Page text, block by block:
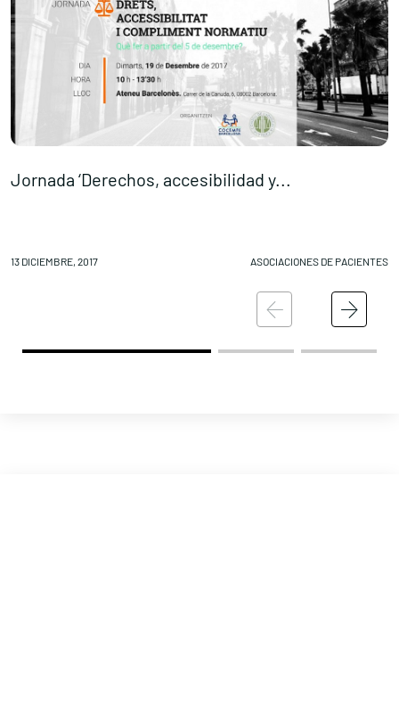
Jornada ‘Derechos, accesibilidad y...
13 DICIEMBRE, 2017 ASOCIACIONES DE PACIENTES